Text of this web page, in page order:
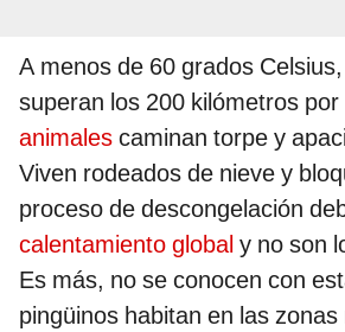
A menos de 60 grados
superan los 200 kilómetros
animales caminan torpe y
Viven rodeados de nieve y
proceso de descongelación
calentamiento global y no son
Es más, no se conocen con
pingüinos habitan en las